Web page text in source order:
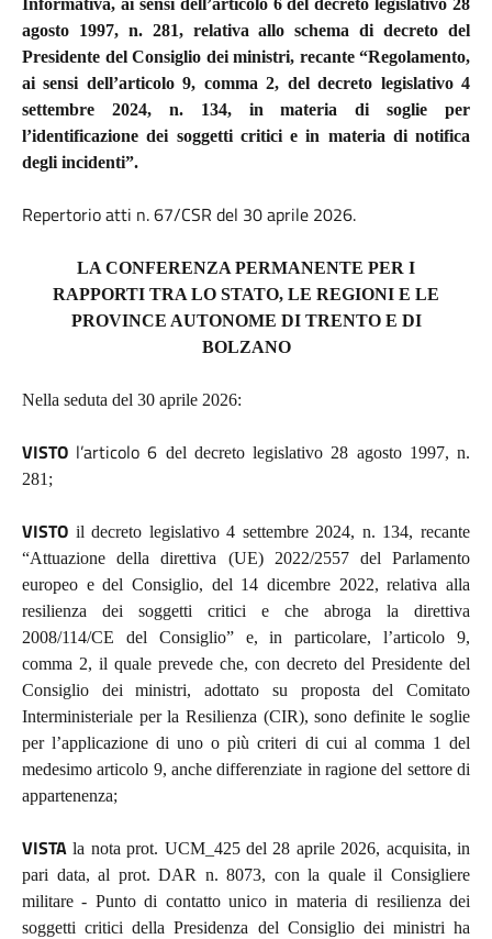
Informativa, ai sensi dell’articolo 6 del decreto legislativo 28
agosto 1997, n. 281, relativa allo schema di decreto del
Presidente del Consiglio dei ministri, recante “Regolamento,
ai sensi dell’articolo 9, comma 2, del decreto legislativo 4
settembre 2024, n. 134, in materia di soglie per
l’identificazione dei soggetti critici e in materia di notifica
degli incidenti”.
Repertorio atti n. 67/CSR del 30 aprile 2026.
LA CONFERENZA PERMANENTE PER I
RAPPORTI TRA LO STATO, LE REGIONI E LE
PROVINCE AUTONOME DI TRENTO E DI
BOLZANO
Nella seduta del 30 aprile 2026:
VISTO l’articolo 6 del decreto legislativo 28 agosto 1997, n.
281;
VISTO il decreto legislativo 4 settembre 2024, n. 134, recante
“Attuazione della direttiva (UE) 2022/2557 del Parlamento
europeo e del Consiglio, del 14 dicembre 2022, relativa alla
resilienza dei soggetti critici e che abroga la direttiva
2008/114/CE del Consiglio” e, in particolare, l’articolo 9,
comma 2, il quale prevede che, con decreto del Presidente del
Consiglio dei ministri, adottato su proposta del Comitato
Interministeriale per la Resilienza (CIR), sono definite le soglie
per l’applicazione di uno o più criteri di cui al comma 1 del
medesimo articolo 9, anche differenziate in ragione del settore di
appartenenza;
VISTA la nota prot. UCM_425 del 28 aprile 2026, acquisita, in
pari data, al prot. DAR n. 8073, con la quale il Consigliere
militare - Punto di contatto unico in materia di resilienza dei
soggetti critici della Presidenza del Consiglio dei ministri ha